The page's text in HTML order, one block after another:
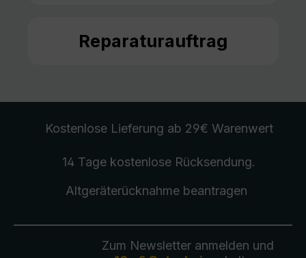
Reparaturauftrag
Kostenlose Lieferung ab 29€ Warenwert
14 Tage kostenlose Rücksendung.
Altgeräterücknahmebeantragen
Zum Newsletter anmelden und